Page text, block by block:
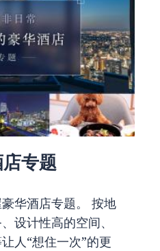
专题
华酒店专题。 按地
设计性高的空间、
人“想住一次”的更